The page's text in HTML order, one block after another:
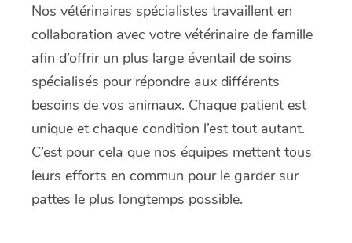
Nos vétérinaires spécialistes travaillent en
collaboration avec votre vétérinaire de famille
afin d’offrir un plus large éventail de soins
spécialisés pour répondre aux différents
besoins de vos animaux. Chaque patient est
unique et chaque condition l’est tout autant.
C’est pour cela que nos équipes mettent tous
leurs efforts en commun pour le garder sur
pattes le plus longtemps possible.